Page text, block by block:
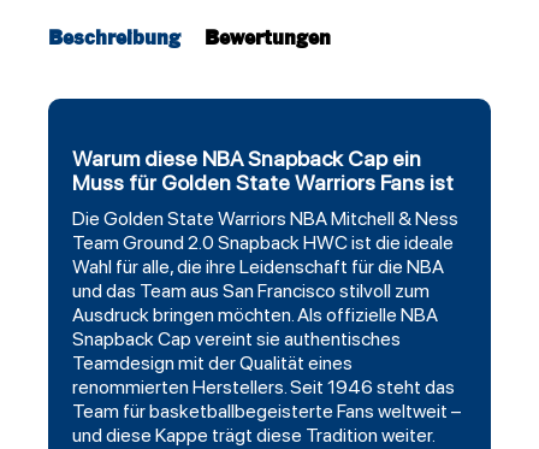
Beschreibung Bewertungen
Warum diese NBA Snapback Cap ein
Muss für Golden State Warriors Fans ist
Die Golden State Warriors NBA Mitchell & Ness
Team Ground 2.0 SnapbackHWC ist die ideale
Wahl für alle, die ihre Leidenschaft für die NBA
und das Team aus San Francisco stilvoll zum
Ausdruck bringen möchten. Als offizielle NBA
Snapback Cap vereint sie authentisches
Teamdesign mit der Qualität eines
renommierten Herstellers. Seit 1946 steht das
Team für basketballbegeisterte Fans weltweit –
und diese Kappe trägt diese Tradition weiter.